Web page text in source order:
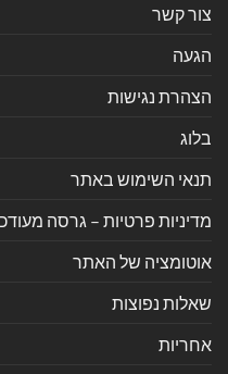
צור קשר
הגעה
הצהרת נגישות
בלוג
תנאי השימוש באתר
מדיניות פרטיות – גרסה מעודכנת
אוטומציה של האתר
שאלות נפוצות
אחריות